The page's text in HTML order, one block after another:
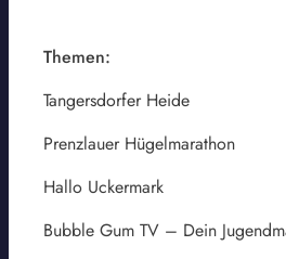
Themen:
Tangersdorfer Heide
Prenzlauer Hügelmarathon
Hallo Uckermark
Bubble Gum TV – Dein